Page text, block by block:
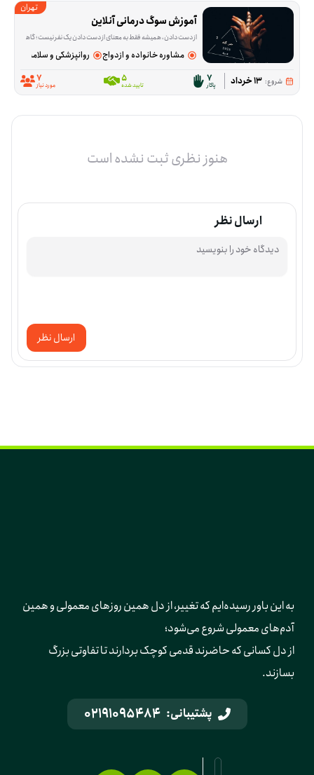
تهران
آموزش سوگ درمانی آنلاین
از دست دادن، همیشه فقط به معنای از دست دادن یک نفر نیست؛ گاهی آدم‌ها با فقدان آرامش، امنیت یا بخشی از زندگی روزمره‌شان هم درگیر می‌شوند و حرف زدن
مشاوره خانواده و ازدواج روانپزشکی و سلامت روان
شروع: 13 خرداد 7
پاکار 5
تایید شده 7
مورد نیاز
هنوز نظری ثبت نشده است
ارسال نظر
ارسال نظر
به این باور رسیده‌ایم که تغییر، از دل همین روزهای معمولی و همین
آدم‌های معمولی شروع می‌شود؛
از دل کسانی که حاضرند قدمی کوچک بردارند تا تفاوتی بزرگ
بسازند.
پشتیبانی: 02191095484